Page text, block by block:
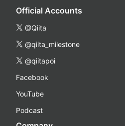
Official Accounts
@Qiita
@qiita_milestone
@qiitapoi
Facebook
YouTube
Podcast